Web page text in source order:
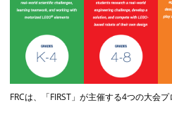
FRCは、「FIRST」が主催する4つの大会